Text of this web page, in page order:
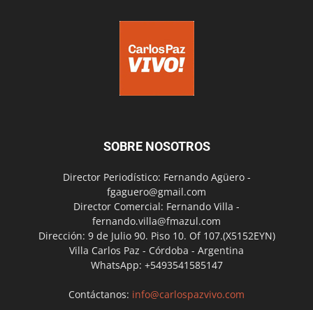
SOBRE NOSOTROS
Director Periodístico: Fernando Agüero -
fgaguero@gmail.com
Director Comercial: Fernando Villa -
fernando.villa@fmazul.com
Dirección: 9 de Julio 90. Piso 10. Of 107.(X5152EYN)
Villa Carlos Paz - Córdoba - Argentina
WhatsApp: +5493541585147
Contáctanos: info@carlospazvivo.com